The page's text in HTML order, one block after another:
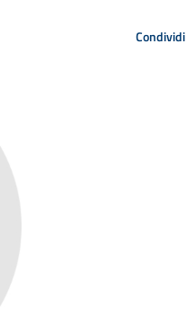
Condividi